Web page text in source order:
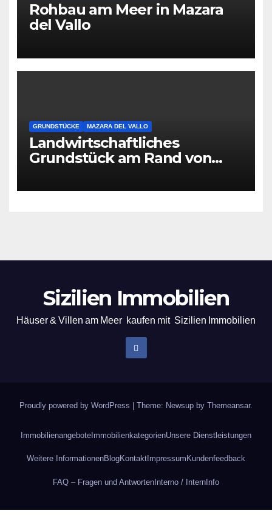
Rohbau am Meer in Mazara
del Vallo
GRUNDSTÜCKE MAZARA DEL VALLO
Landwirtschaftliches
Grundstück am Rand von
Sizilien Immobilien
Häuser & Villen am Meer kaufen mit Sizilien Immobilien
Proudly powered by WordPress Theme: Newsup by Themeansar.
ImmobilienangeboteImmobilienkategorienUnsere Dienstleistungen
Weitere InformationenBlogKontakt Impressum Kundenfeedback
FAQ – Fragen und Antworten Interno / Intern Info